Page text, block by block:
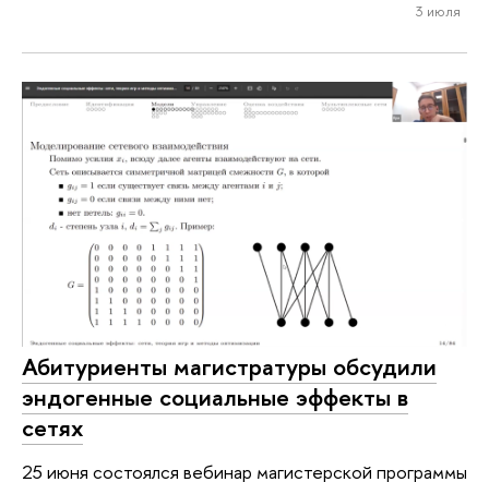
3 июля
Абитуриенты магистратуры обсудили
эндогенные социальные эффекты в
сетях
25 июня состоялся вебинар магистерской программы